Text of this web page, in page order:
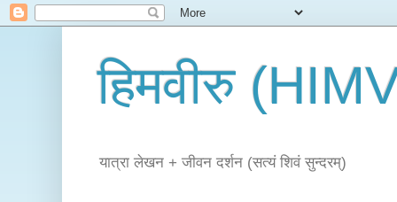
हिमवीरु
यात्रा लेखन + जीवन दर्शन (सत्यं शिवं सुन्दरम्)